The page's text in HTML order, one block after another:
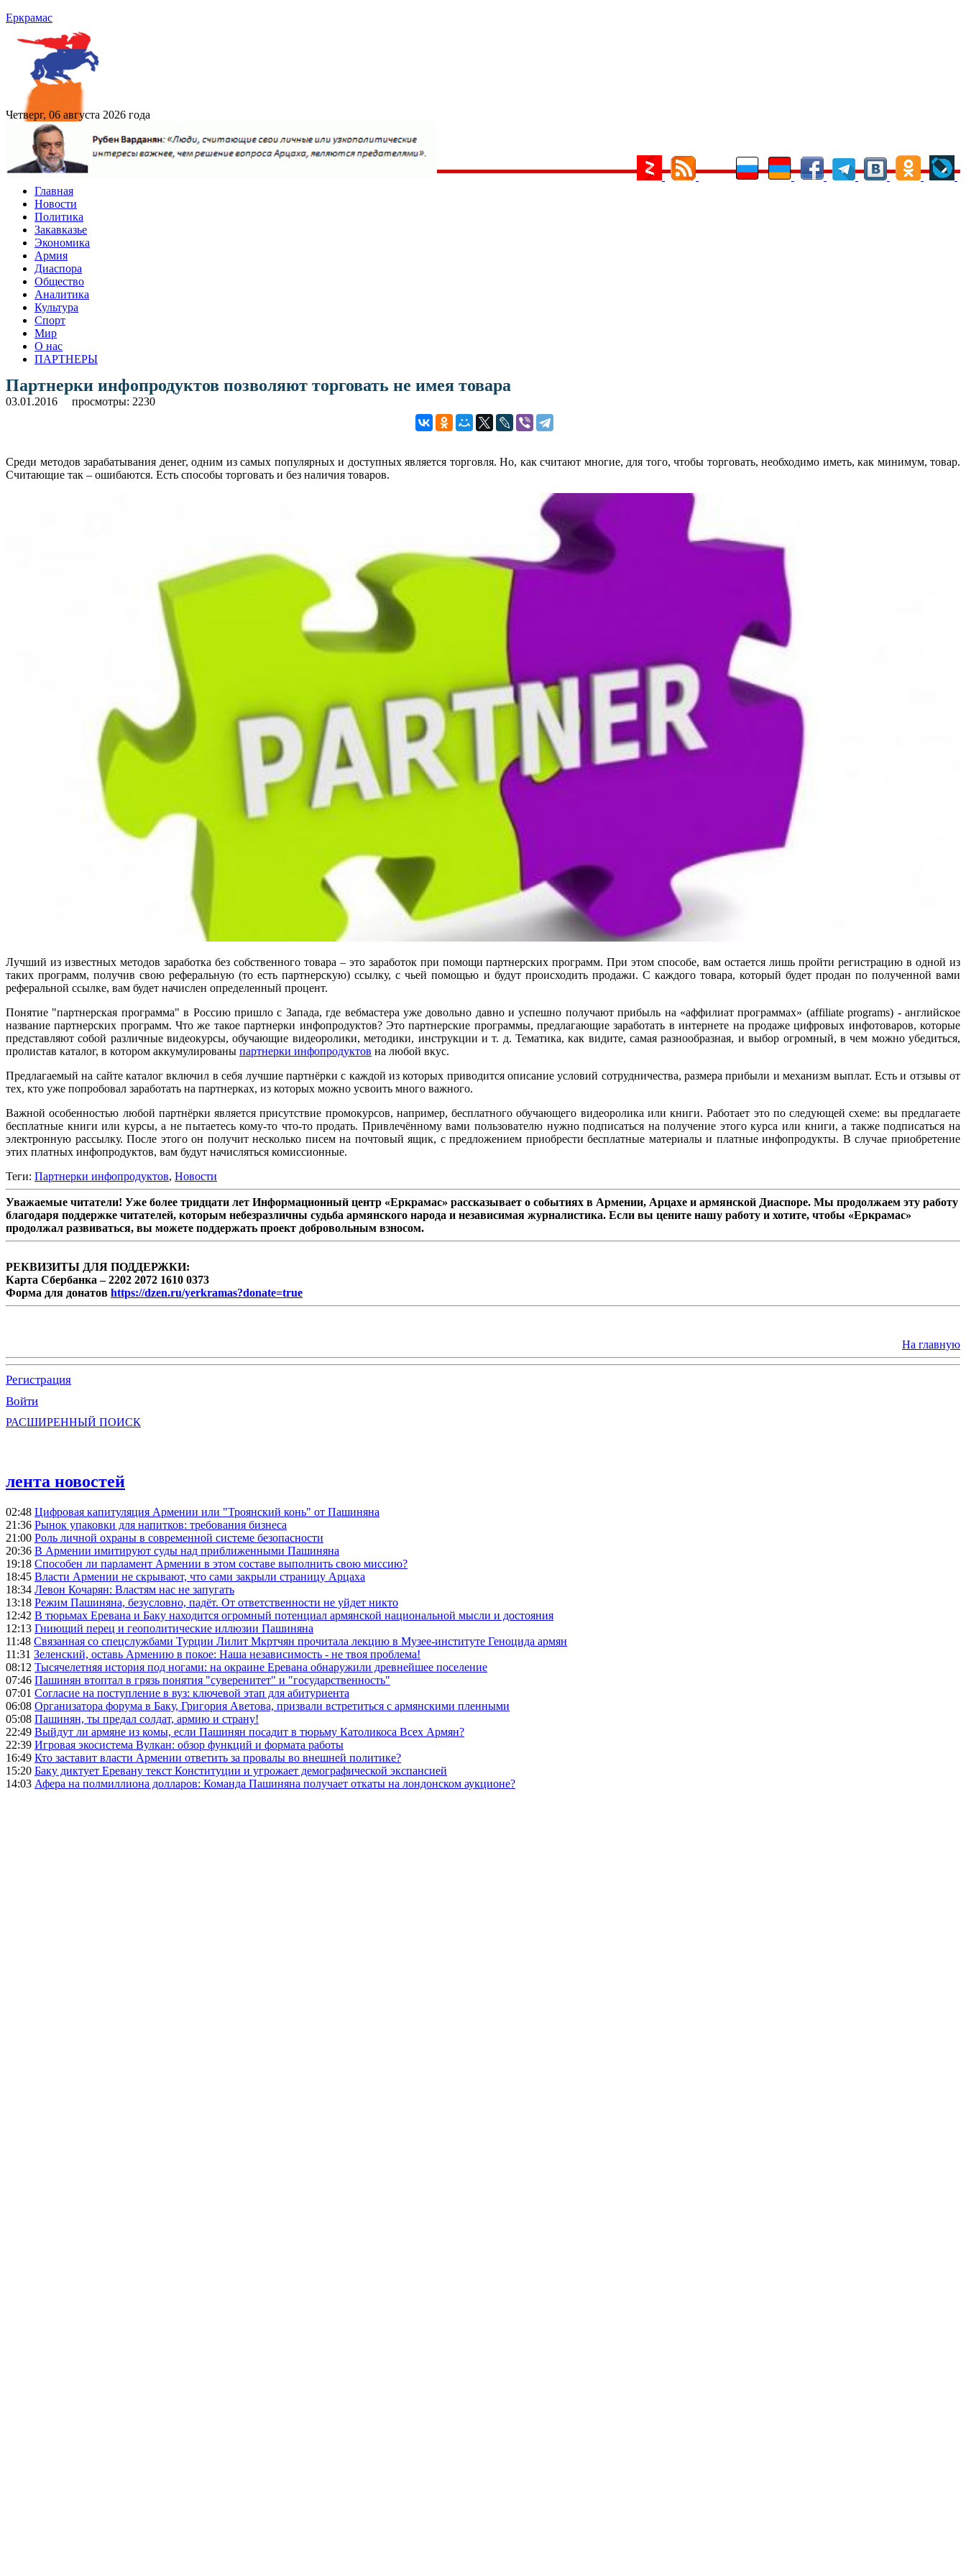
Еркрамас
Четверг, 06 августа 2026 года
Главная
Новости
Политика
Закавказье
Экономика
Армия
Диаспора
Общество
Аналитика
Культура
Спорт
Мир
О нас
ПАРТНЕРЫ
Партнерки инфопродуктов позволяют торговать не имея товара
03.01.2016 просмотры: 2230
Среди методов зарабатывания денег, одним из самых популярных и доступных является торговля. Но, как считают многие, для того, чтобы торговать, необходимо иметь, как минимум, товар.
Считающие так – ошибаются. Есть способы торговать и без наличия товаров.
Лучший из известных методов заработка без собственного товара – это заработок при помощи партнерских программ. При этом способе, вам остается лишь пройти регистрацию в одной из
таких программ, получив свою реферальную (то есть партнерскую) ссылку, с чьей помощью и будут происходить продажи. С каждого товара, который будет продан по полученной вами
реферальной ссылке, вам будет начислен определенный процент.
Понятие "партнерская программа" в Россию пришло с Запада, где вебмастера уже довольно давно и успешно получают прибыль на «аффилиат программах» (affiliate programs) - английское
название партнерских программ. Что же такое партнерки инфопродуктов? Это партнерские программы, предлагающие заработать в интернете на продаже цифровых инфотоваров, которые
представляют собой различные видеокурсы, обучающие видеоролики, методики, инструкции и т. д. Тематика, как видите, самая разнообразная, и выбор огромный, в чем можно убедиться,
пролистав каталог, в котором аккумулированы партнерки инфопродуктов на любой вкус.
Предлагаемый на сайте каталог включил в себя лучшие партнёрки с каждой из которых приводится описание условий сотрудничества, размера прибыли и механизм выплат. Есть и отзывы от
тех, кто уже попробовал заработать на партнерках, из которых можно усвоить много важного.
Важной особенностью любой партнёрки является присутствие промокурсов, например, бесплатного обучающего видеоролика или книги. Работает это по следующей схеме: вы предлагаете
бесплатные книги или курсы, а не пытаетесь кому-то что-то продать. Привлечённому вами пользователю нужно подписаться на получение этого курса или книги, а также подписаться на
электронную рассылку. После этого он получит несколько писем на почтовый ящик, с предложением приобрести бесплатные материалы и платные инфопродукты. В случае приобретение
этих платных инфопродуктов, вам будут начисляться комиссионные.
Теги: Партнерки инфопродуктов, Новости
Уважаемые читатели! Уже более тридцати лет Информационный центр «Еркрамас» рассказывает о событиях в Армении, Арцахе и армянской Диаспоре. Мы продолжаем эту работу
благодаря поддержке читателей, которым небезразличны судьба армянского народа и независимая журналистика. Если вы цените нашу работу и хотите, чтобы «Еркрамас»
продолжал развиваться, вы можете поддержать проект добровольным взносом.
РЕКВИЗИТЫ ДЛЯ ПОДДЕРЖКИ:
Карта Сбербанка – 2202 2072 1610 0373
Форма для донатов https://dzen.ru/yerkramas?donate=true
На главную
Регистрация
Войти
РАСШИРЕННЫЙ ПОИСК
лента новостей
02:48 Цифровая капитуляция Армении или "Троянский конь" от Пашиняна
21:36 Рынок упаковки для напитков: требования бизнеса
21:00 Роль личной охраны в современной системе безопасности
20:36 В Армении имитируют суды над приближенными Пашиняна
19:18 Способен ли парламент Армении в этом составе выполнить свою миссию?
18:45 Власти Армении не скрывают, что сами закрыли страницу Арцаха
18:34 Левон Кочарян: Властям нас не запугать
13:18 Режим Пашиняна, безусловно, падёт. От ответственности не уйдет никто
12:42 В тюрьмах Еревана и Баку находится огромный потенциал армянской национальной мысли и достояния
12:13 Гниющий перец и геополитические иллюзии Пашиняна
11:48 Связанная со спецслужбами Турции Лилит Мкртчян прочитала лекцию в Музее-институте Геноцида армян
11:31 Зеленский, оставь Армению в покое: Наша независимость - не твоя проблема!
08:12 Тысячелетняя история под ногами: на окраине Еревана обнаружили древнейшее поселение
07:46 Пашинян втоптал в грязь понятия "суверенитет" и "государственность"
07:01 Согласие на поступление в вуз: ключевой этап для абитуриента
06:08 Организатора форума в Баку, Григория Аветова, призвали встретиться с армянскими пленными
05:08 Пашинян, ты предал солдат, армию и страну!
22:49 Выйдут ли армяне из комы, если Пашинян посадит в тюрьму Католикоса Всех Армян?
22:39 Игровая экосистема Вулкан: обзор функций и формата работы
16:49 Кто заставит власти Армении ответить за провалы во внешней политике?
15:20 Баку диктует Еревану текст Конституции и угрожает демографической экспансией
14:03 Афера на полмиллиона долларов: Команда Пашиняна получает откаты на лондонском аукционе?